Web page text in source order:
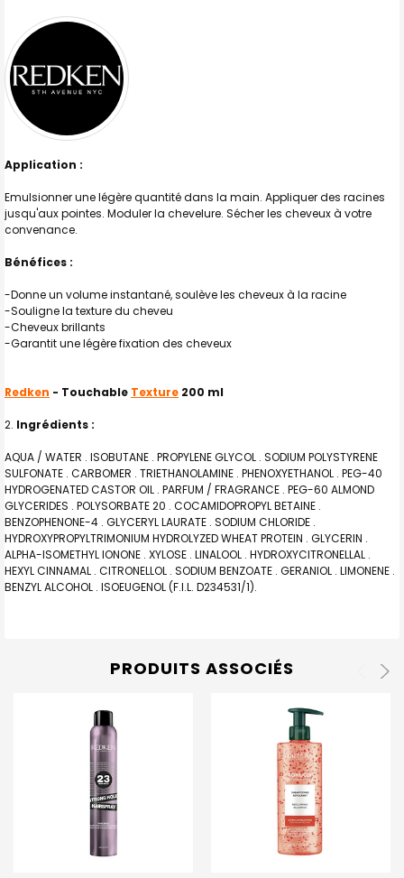
Application :
Emulsionner une légère quantité dans la main. Appliquer des racines
jusqu'aux pointes. Moduler la chevelure. Sécher les cheveux à votre
convenance.
Bénéfices :
-Donne un volume instantané, soulève les cheveux à la racine
-Souligne la texture du cheveu
-Cheveux brillants
-Garantit une légère fixation des cheveux
Redken - Touchable Texture 200 ml
Ingrédients :
AQUA / WATER . ISOBUTANE . PROPYLENE GLYCOL . SODIUM POLYSTYRENE
SULFONATE . CARBOMER . TRIETHANOLAMINE . PHENOXYETHANOL . PEG-40
HYDROGENATED CASTOR OIL . PARFUM / FRAGRANCE . PEG-60 ALMOND
GLYCERIDES . POLYSORBATE 20 . COCAMIDOPROPYL BETAINE .
BENZOPHENONE-4 . GLYCERYL LAURATE . SODIUM CHLORIDE .
HYDROXYPROPYLTRIMONIUM HYDROLYZED WHEAT PROTEIN . GLYCERIN .
ALPHA-ISOMETHYL IONONE . XYLOSE . LINALOOL . HYDROXYCITRONELLAL .
HEXYL CINNAMAL . CITRONELLOL . SODIUM BENZOATE . GERANIOL . LIMONENE .
BENZYL ALCOHOL . ISOEUGENOL (F.I.L. D234531/1).
PRODUITS ASSOCIÉS